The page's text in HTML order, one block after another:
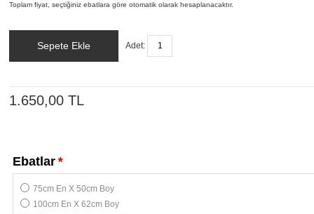
Toplam fiyat, seçtiğiniz ebatlara göre otomatik olarak hesaplanacaktır.
Sepete Ekle Adet:
1.650,00 TL
*
Ebatlar
75cm En X 50cm Boy
100cm En X 62cm Boy